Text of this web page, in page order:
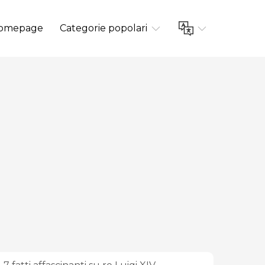
Categorie popolari